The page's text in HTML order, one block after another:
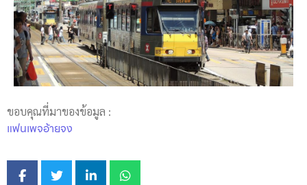
ขอบคุณที่มาของข้อมูล :
แฟนเพจอ้ายจง